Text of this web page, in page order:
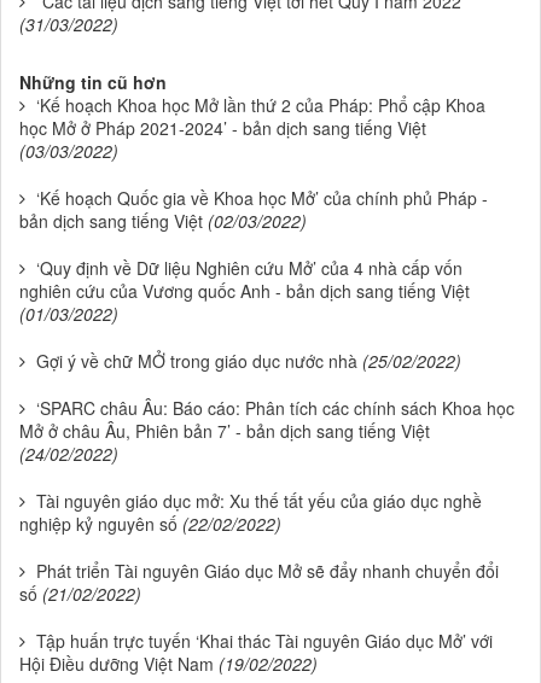
(31/03/2022)
Những tin cũ hơn
‘Kế hoạch Khoa học Mở lần thứ 2 của Pháp: Phổ cập Khoa
học Mở ở Pháp 2021-2024’ - bản dịch sang tiếng Việt
(03/03/2022)
‘Kế hoạch Quốc gia về Khoa học Mở’ của chính phủ Pháp -
bản dịch sang tiếng Việt (02/03/2022)
‘Quy định về Dữ liệu Nghiên cứu Mở’ của 4 nhà cấp vốn
nghiên cứu của Vương quốc Anh - bản dịch sang tiếng Việt
(01/03/2022)
Gợi ý về chữ MỞ trong giáo dục nước nhà (25/02/2022)
‘SPARC châu Âu: Báo cáo: Phân tích các chính sách Khoa học
Mở ở châu Âu, Phiên bản 7’ - bản dịch sang tiếng Việt
(24/02/2022)
Tài nguyên giáo dục mở: Xu thế tất yếu của giáo dục nghề
nghiệp kỷ nguyên số (22/02/2022)
Phát triển Tài nguyên Giáo dục Mở sẽ đẩy nhanh chuyển đổi
số (21/02/2022)
Tập huấn trực tuyến ‘Khai thác Tài nguyên Giáo dục Mở’ với
Hội Điều dưỡng Việt Nam (19/02/2022)